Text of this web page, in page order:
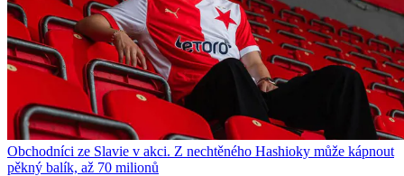
Obchodníci ze Slavie v akci. Z nechtěného Hashioky může kápnout
pěkný balík, až 70 milionů